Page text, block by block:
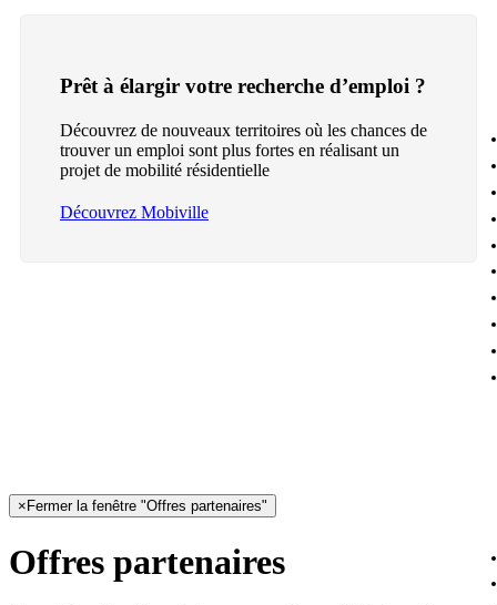
Prêt à élargir votre recherche d’emploi ?
Découvrez de nouveaux territoires où les chances de
trouver un emploi sont plus fortes en réalisant un
projet de mobilité résidentielle
Découvrez Mobiville
× Fermer la fenêtre "Offres partenaires"
Offres partenaires